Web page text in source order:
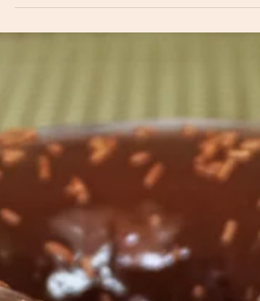
Wrap Vegano